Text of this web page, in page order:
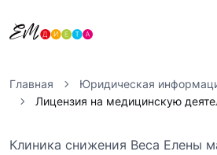
Главная
Юридическая
Лицензия на медицинскую
Клиника снижения Веса Елены